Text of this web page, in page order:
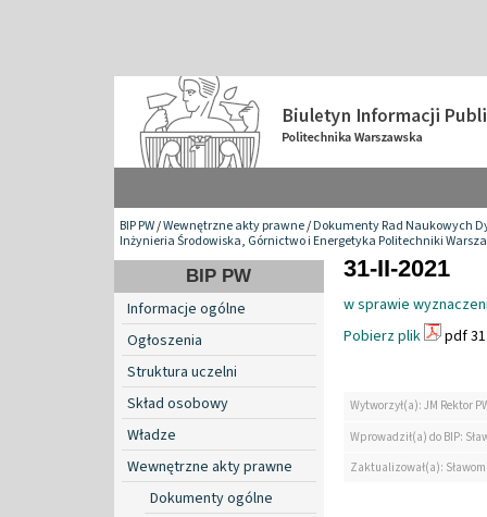
BIP PW/Wewnętrzne akty prawne/Dokumenty Rad Naukowych
Inżynieria Środowiska, Górnictwo i Energetyka Politechniki
BIP PW
Informacje ogólne
Ogłoszenia
Struktura uczelni
Skład osobowy
Władze
Wewnętrzne akty prawne
Dokumenty ogólne
31-II-2021
w sprawie
Pobierz plik
pdf
Wytworzył(a): JM Rektor
Wprowadził(a) do BIP:
Zaktualizował(a):